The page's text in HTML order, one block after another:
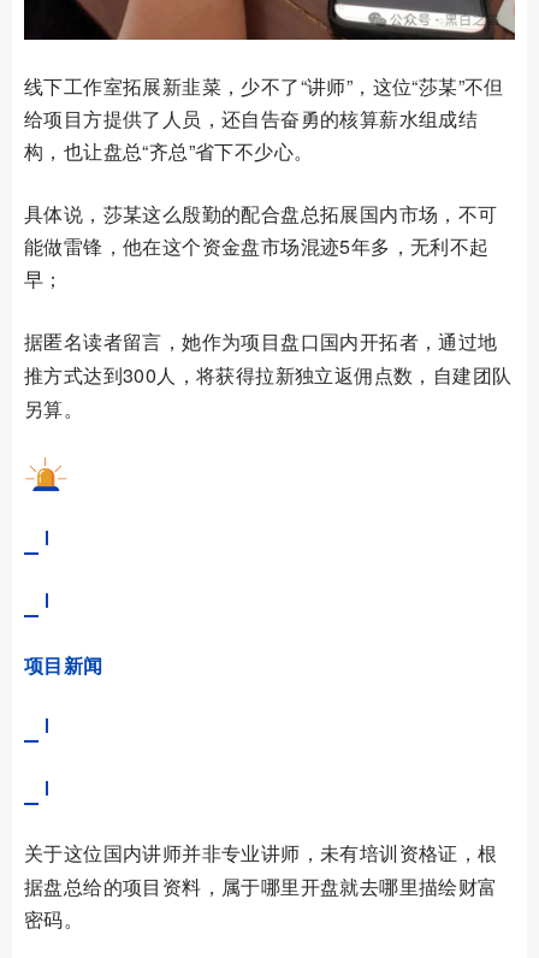
线下工作室拓展新韭菜，少不了“讲师”，这位“莎某”不但
给项目方提供了人员，还自告奋勇的核算薪水组成结
构，也让盘总“齐总”省下不少心。
具体说，莎某这么殷勤的配合盘总拓展国内市场，不可
能做雷锋，他在这个资金盘市场混迹5年多，无利不起
早；
据匿名读者留言，她作为项目盘口国内开拓者，通过地
推方式达到300人，将获得拉新独立返佣点数，自建团队
另算。
项目新闻
关于这位国内讲师并非专业讲师，未有培训资格证，根
据盘总给的项目资料，属于哪里开盘就去哪里描绘财富
密码。